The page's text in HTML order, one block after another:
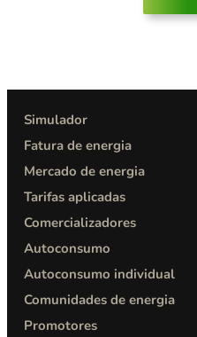
Simulador
Fatura de energia
Mercado de energia
Tarifas aplicadas
Comercializadores
Autoconsumo
Autoconsumo individual
Comunidades de energia
Promotores